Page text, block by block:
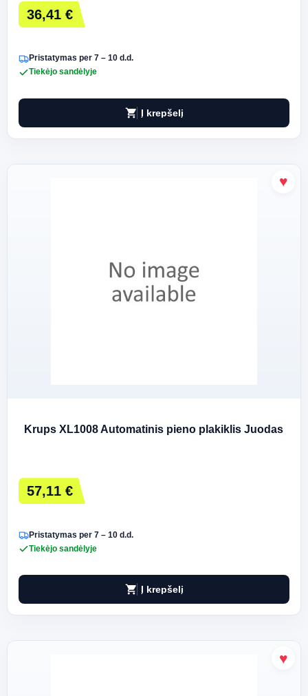
36,41 €
Pristatymas per 7 – 10 d.d.
Tiekėjo sandėlyje
shopping_cart Į krepšelį
Krups XL1008 Automatinis pieno plakiklis Juodas
57,11 €
Pristatymas per 7 – 10 d.d.
Tiekėjo sandėlyje
shopping_cart Į krepšelį